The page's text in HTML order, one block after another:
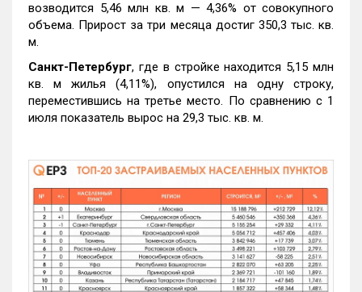
возводится 5,46 млн кв. м — 4,36% от совокупного
объема. Прирост за три месяца достиг 350,3 тыс. кв.
м.
Санкт-Петербург, где в стройке находится 5,15 млн
кв. м жилья (4,11%), опустился на одну строку,
переместившись на третье место. По сравнению с 1
июля показатель вырос на 29,3 тыс. кв. м.